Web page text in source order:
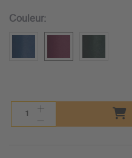
Couleur: